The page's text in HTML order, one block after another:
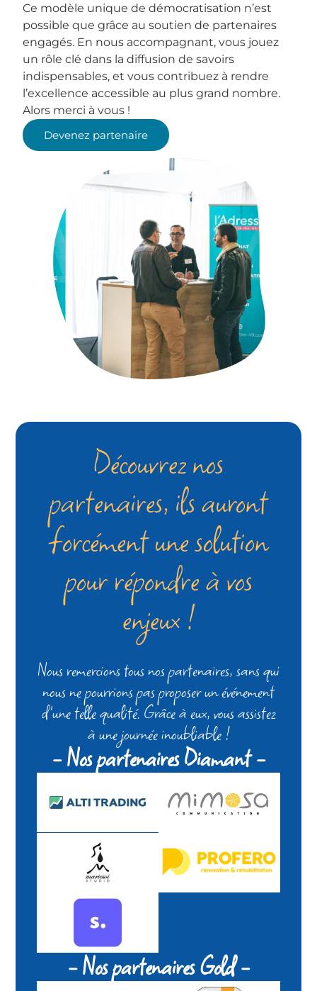
Ce modèle unique de démocratisation n’est
possible que grâce au soutien de partenaires
engagés. En nous accompagnant, vous jouez
un rôle clé dans la diffusion de savoirs
indispensables, et vous contribuez à rendre
l’excellence accessible au plus grand nombre.
Alors merci à vous !
Devenez partenaire
Découvrez nos
partenaires, ils auront
forcément une solution
pour répondre à vos
enjeux !
Nous remercions tous nos partenaires, sans qui
nous ne pourrions pas proposer un événement
d'une telle qualité. Grâce à eux, vous assistez
à une journée inoubliable !
- Nos partenaires Diamant -
- Nos partenaires Gold -